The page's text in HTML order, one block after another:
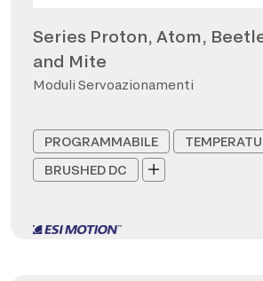
Series Proton, Atom,
and Mite
Moduli Servoazionamenti
PROGRAMMABILE
BRUSHED DC